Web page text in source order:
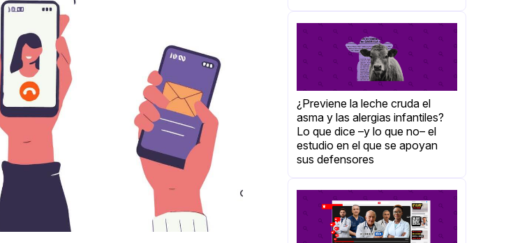
¿Previene la leche cruda el
asma y las alergias infantiles?
Lo que dice –y lo que no– el
estudio en el que se apoyan
sus defensores